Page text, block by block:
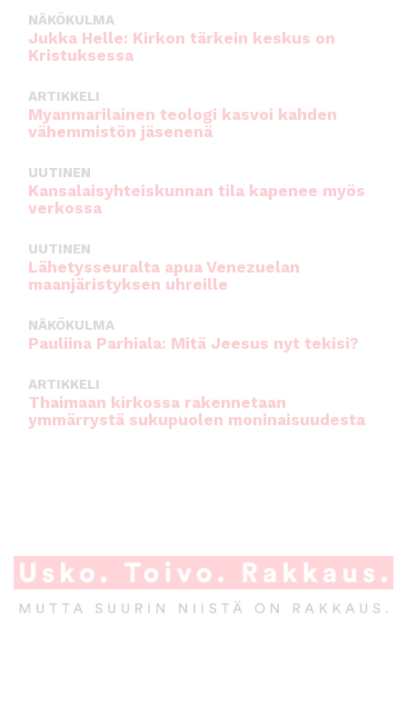
NÄKÖKULMA
Jukka Helle: Kirkon tärkein keskus on
Kristuksessa
ARTIKKELI
Myanmarilainen teologi kasvoi kahden
vähemmistön jäsenenä
UUTINEN
Kansalaisyhteiskunnan tila kapenee myös
verkossa
UUTINEN
Lähetysseuralta apua Venezuelan
maanjäristyksen uhreille
NÄKÖKULMA
Pauliina Parhiala: Mitä Jeesus nyt tekisi?
ARTIKKELI
Thaimaan kirkossa rakennetaan
ymmärrystä sukupuolen moninaisuudesta